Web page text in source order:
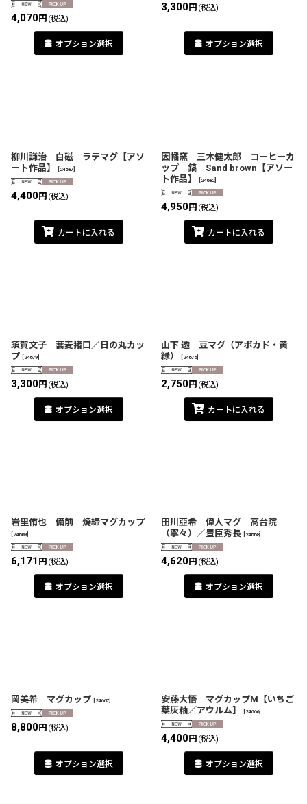
4,070円 (税込)
オプション選択
3,300円 (税込)
オプション選択
柳川謙治 白磁 ラテマグ【アソ
ート作品】
[24687]
4,400円 (税込)
カートに入れる
因幡窯 三木健太郎 コーヒーカ
ップ 鎬 Sand brown【アソー
ト作品】
[24682]
4,950円 (税込)
カートに入れる
須賀文子 蕎麦猪口／日の丸カッ
プ
24679
3,300円 (税込)
オプション選択
山下 透 豆マグ（アボカド・黄
緑）
24676]
2,750円 (税込)
カートに入れる
岩里侑也 備前 焼締マグカップ
24669
6,171 円 (税込)
オプション選択
田川亞希 偉人マグ 高台院
（寧々）／豊臣秀長
24668]
4,620円 (税込)
オプション選択
岡美希 マグカップ 24667
8,800円 (税込)
オプション選択
安藤大悟 マグカップM【いちご
葉灰釉／アウルム】
24666]
4,400円 (税込)
オプション選択